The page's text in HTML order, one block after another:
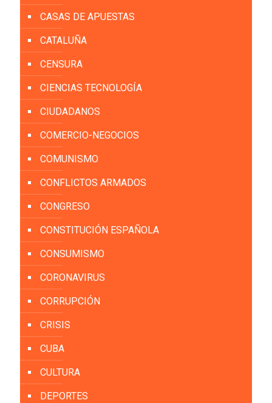
CASAS DE APUESTAS
CATALUÑA
CENSURA
CIENCIAS TECNOLOGÍA
CIUDADANOS
COMERCIO-NEGOCIOS
COMUNISMO
CONFLICTOS ARMADOS
CONGRESO
CONSTITUCIÓN ESPAÑOLA
CONSUMISMO
CORONAVIRUS
CORRUPCIÓN
CRISIS
CUBA
CULTURA
DEPORTES